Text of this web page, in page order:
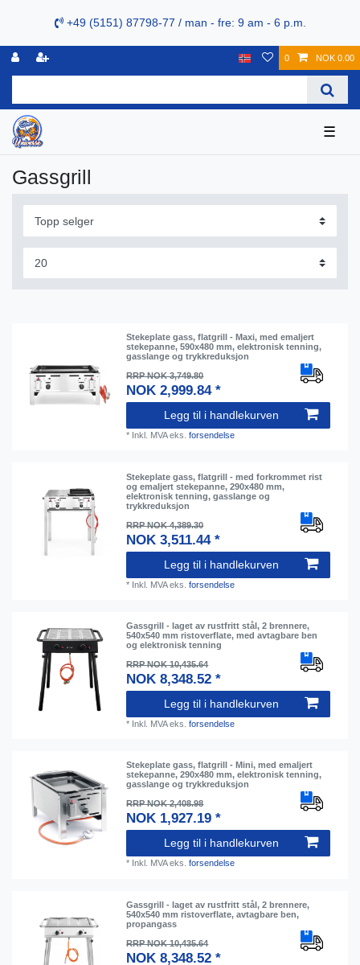
+49 (5151) 87798-77 / man - fre: 9 am - 6 p.m.
0 NOK 0.00
☰
Gassgrill
Stekeplate gass, flatgrill - Maxi, med emaljert
stekepanne, 590x480 mm, elektronisk tenning,
gasslange og trykkreduksjon
RRP NOK 3,749.80
NOK 2,999.84 *
Legg til i handlekurven
* Inkl. MVAeks.forsendelse
Stekeplate gass, flatgrill - med forkrommet rist
og emaljert stekepanne, 290x480 mm,
elektronisk tenning, gasslange og
trykkreduksjon
RRP NOK 4,389.30
NOK 3,511.44 *
Legg til i handlekurven
* Inkl. MVAeks.forsendelse
Gassgrill - laget av rustfritt stål, 2 brennere,
540x540 mm ristoverflate, med avtagbare ben
og elektronisk tenning
RRP NOK 10,435.64
NOK 8,348.52 *
Legg til i handlekurven
* Inkl. MVAeks.forsendelse
Stekeplate gass, flatgrill - Mini, med emaljert
stekepanne, 290x480 mm, elektronisk tenning,
gasslange og trykkreduksjon
RRP NOK 2,408.98
NOK 1,927.19 *
Legg til i handlekurven
* Inkl. MVAeks.forsendelse
Gassgrill - laget av rustfritt stål, 2 brennere,
540x540 mm ristoverflate, avtagbare ben,
propangass
RRP NOK 10,435.64
NOK 8,348.52 *